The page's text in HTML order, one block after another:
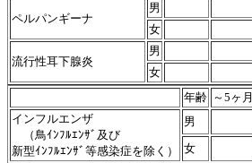
ペルパンギーナ
男
女
流行性耳下腺炎
男
女
年齢 ～5ヶ月
インフルエンザ
（鳥ｲﾝﾌﾙｴﾝｻﾞ及び
新型ｲﾝﾌﾙｴﾝｻﾞ等感染症を除く）
男
女